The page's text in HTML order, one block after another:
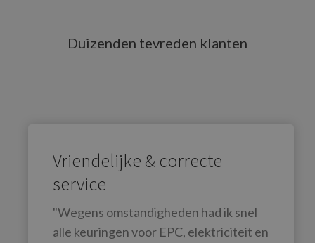
Duizenden tevreden klanten
Vriendelijke & correcte
service
"Wegens omstandigheden had ik snel
alle keuringen voor EPC, elektriciteit en